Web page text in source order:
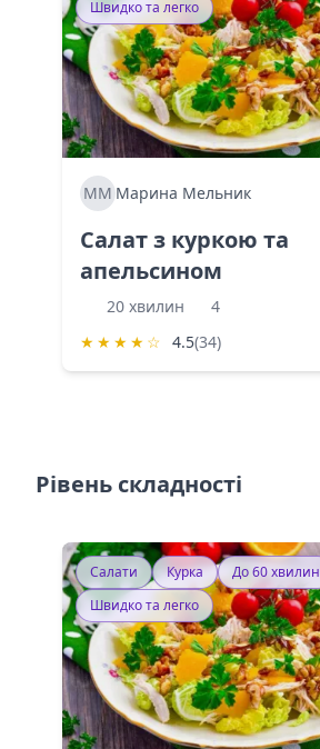
Швидко та легко
ММ Марина Мельник
Салат з куркою та
апельсином
20 хвилин
4
★ ★ ★ ★ ☆ 4.5(34)
Рівень складності
Салати Курка
До 60 хвилин
Швидко та легко